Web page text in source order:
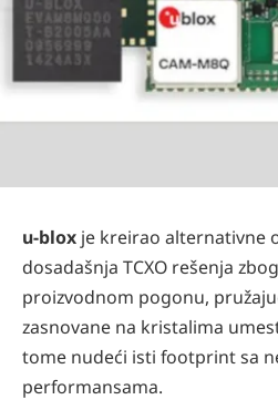
u-blox je kreirao alternativne
dosadašnja TCXO rešenja
proizvodnom pogonu,
zasnovane na kristalima
tome nudeći isti footprint sa
performansama.